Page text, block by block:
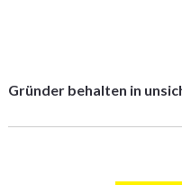
Gründer behalten in